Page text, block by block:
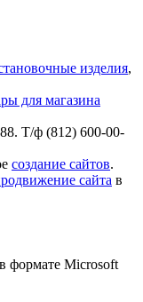
изделия,
для магазина
Т/ф (812) 600-00-
создание сайтов.
сайта в
формате Microsoft